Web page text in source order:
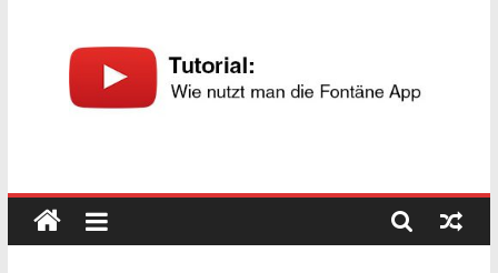
Die
Fontäne
kultur,
wissenschaft
und